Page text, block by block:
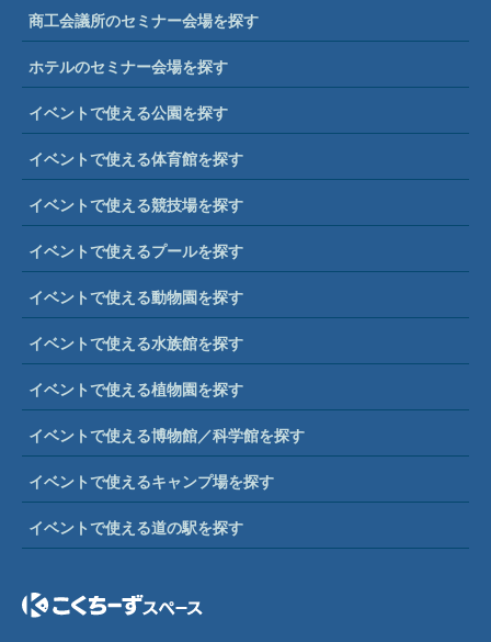
商工会議所のセミナー会場を探す
ホテルのセミナー会場を探す
イベントで使える公園を探す
イベントで使える体育館を探す
イベントで使える競技場を探す
イベントで使えるプールを探す
イベントで使える動物園を探す
イベントで使える水族館を探す
イベントで使える植物園を探す
イベントで使える博物館／科学館を探す
イベントで使えるキャンプ場を探す
イベントで使える道の駅を探す